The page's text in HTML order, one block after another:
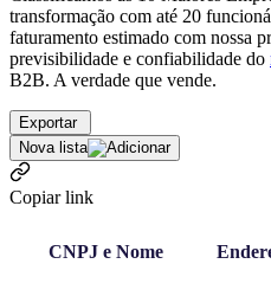
transformação com até 20
faturamento estimado com nossa
previsibilidade e confiabilidade do
B2B. A verdade que vende.
Exportar
Nova lista
Copiar link
CNPJ e Nome